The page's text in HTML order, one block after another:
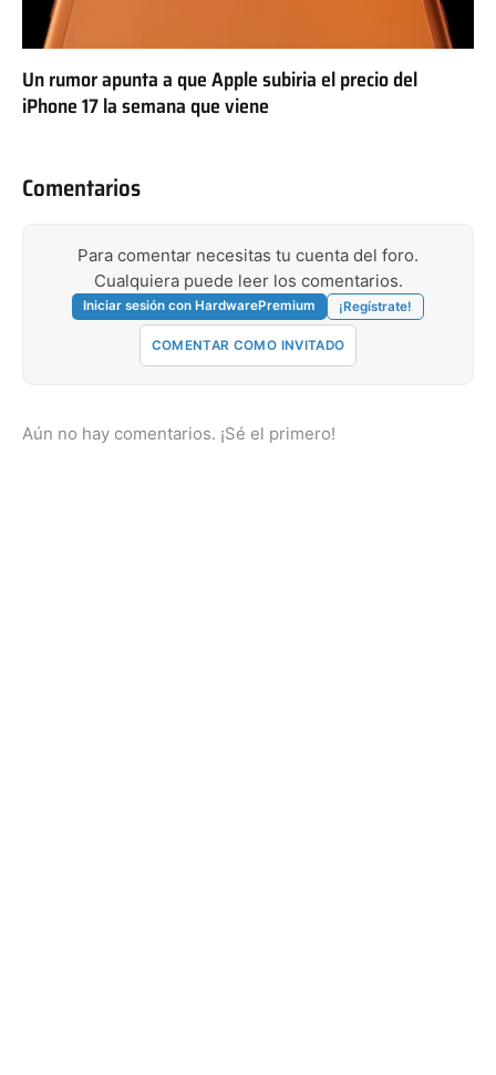
Un rumor apunta a que Apple subiria el precio del
iPhone 17 la semana que viene
Comentarios
Para comentar necesitas tu cuenta del foro.
Cualquiera puede leer los comentarios.
Iniciar sesión con HardwarePremium ¡Regístrate!
COMENTAR COMO INVITADO
Aún no hay comentarios. ¡Sé el primero!